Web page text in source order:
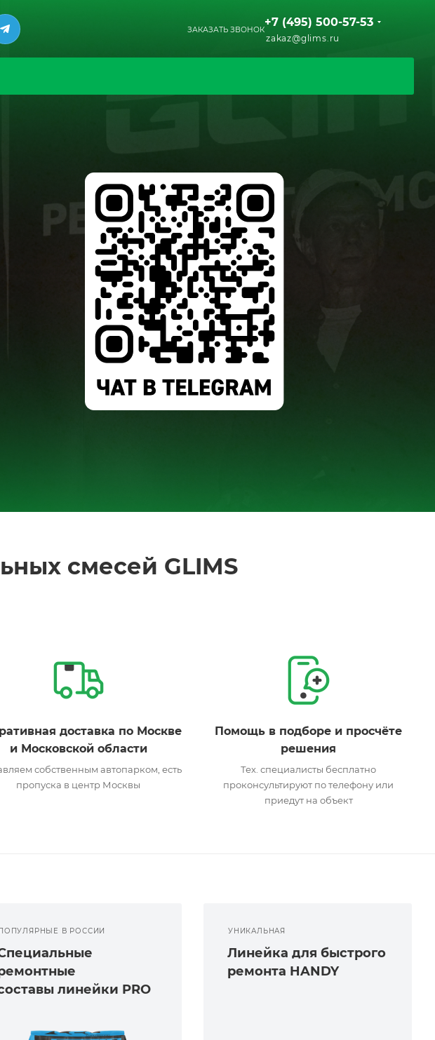
ЗАКАЗАТЬ ЗВОНОК
+7 (495) 500-57-53
zakaz@glims.ru
смесей GLIMS
доставка по Москве
и Московской области
собственным автопарком, есть
пропуска в центр Москвы
Помощь в подборе и просчёте
решения
Тех. специалисты бесплатно
проконсультируют по телефону или
приедут на объект
В РОССИИ
линейки PRO
УНИКАЛЬНАЯ
Линейка для быстрого
ремонта HANDY